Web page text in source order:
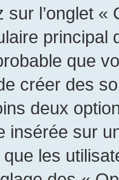
sur l’onglet
principal
que
créer des
deux
insérée sur
que les